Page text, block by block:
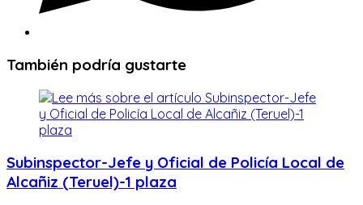
También podría gustarte
Subinspector-Jefe y Oficial de Policía Local de
Alcañiz (Teruel)-1 plaza